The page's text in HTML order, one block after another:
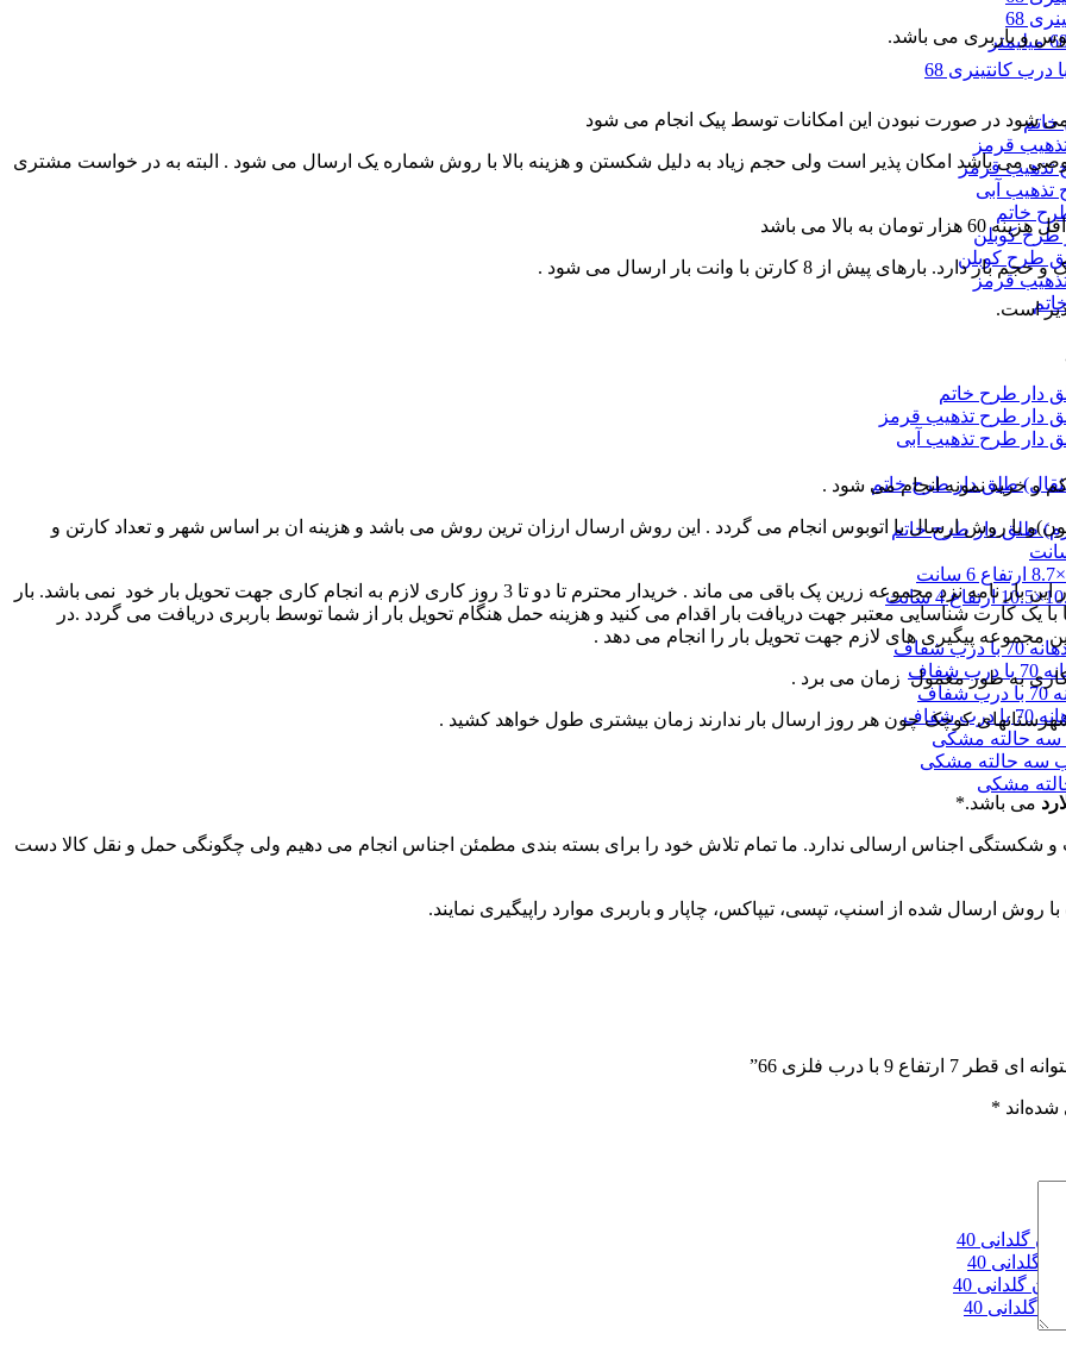
گلدانی 40
40
گلدانی 40
40
و باربری می باشد.
می باشد امکان پذیر است ولی حجم زیاد به دلیل شکستن و هزینه بالا با روش شماره یک ارسال می شود . البته به در خواست مشتری
می باشد
از 8 کارتن با وانت بار ارسال می شود .
است.
و خرید نمونه انجام می شود .
یا روش ارسال با اتوبوس انجام می گردد . این روش ارسال ارزان ترین روش می باشد و هزینه ان بر اساس شهر و تعداد کارتن و
در این روش بار ارسال شده و یک بارنامه صادر می گردد به نام خریدار این بار نامه نزد مجموعه زرین پک باقی می ماند . خریدار محترم تا دو تا 3 روز کاری لازم به انجام کاری جهت تحویل بار خود نمی باشد. بار
کارت شناسایی معتبر جهت دریافت بار اقدام می کنید و هزینه حمل هنگام تحویل بار از شما توسط باربری دریافت می گردد .در
پیگیری های لازم جهت تحویل بار را انجام می دهد .
کوچک چون هر روز ارسال بار ندارند زمان بیشتری طول خواهد کشید .
می باشد.*
و شکستگی اجناس ارسالی ندارد. ما تمام تلاش خود را برای بسته بندی مطمئن اجناس انجام می دهیم ولی چگونگی حمل و نقل کالا دست
ارسال شده از اسنپ، تپسی، تیپاکس، چاپار و باربری موارد راپیگیری نمایند.
با درب فلزی 66”
*